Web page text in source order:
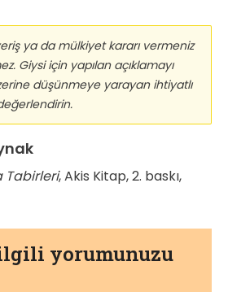
ya da mülkiyet kararı vermeniz
Giysi için yapılan açıklamayı
düşünmeye yarayan ihtiyatlı
Tabirleri, Akis Kitap, 2. baskı,
yorumunuzu